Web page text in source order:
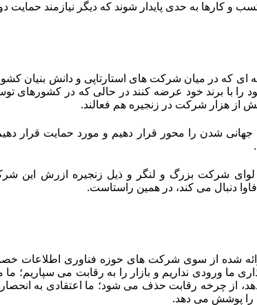
کارها به حدی پایدار شوند که دیگر نیازمند حمایت
ای که در میان شرکت های استارتاپی و دانش بنیان
با برند خود عرضه کنند در حالی که در کشورهای
از هزار شرکت در زنجیره هم فعالند.
جهانی شدن را محور قرار دهیم و مورد حمایت قرار
.
شرکت بزرگ و لنگر و ذیل زنجیره ازرش این
دنبال می کند، در همین راستاست.
شده از سوی شرکت های حوزه فناوری اطلاعات
ورودی نداریم و بازار را به رقابت می سپاریم؛ ما
از چرخه رقابت حذف می شود؛ ما اعتقادی به
را پوشش می دهد.